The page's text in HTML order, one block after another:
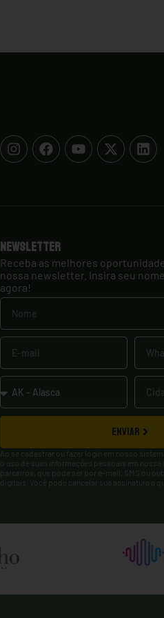
Newsletter
Receba as melhores
nossa newsletter. Insira seu
agora!
ENVIAR
Ao se cadastrar ou fazer login em nosso
o uso de suas informações pessoais em nossa
parceiros, que pode ser por e-mail, SMS ou
digitais. Você pode cancelar sua assinatura a